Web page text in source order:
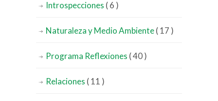
Introspecciones ( 6 )
Naturaleza y Medio Ambiente( 17 )
Programa Reflexiones ( 40 )
Relaciones ( 11 )